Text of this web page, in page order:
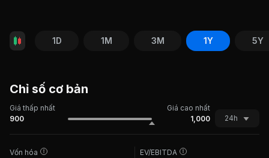
1D 1M 3M 1Y 5Y
Chỉ số cơ bản
Giá thấp nhất
Giá cao nhất
900
1,000 24h
Vốn hóa
EV/EBITDA